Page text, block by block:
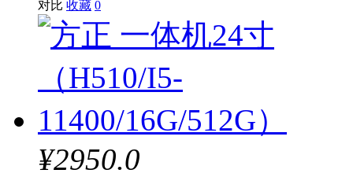
对比 收藏 0
¥2950.0